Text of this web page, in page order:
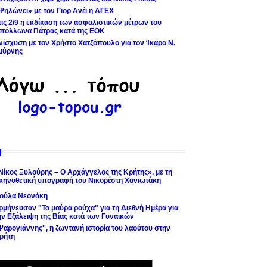
με τον Γιορ Ανέι η ΑΓΕΧ
2/9 η εκδίκαση των ασφαλιστικών μέτρων του
Πάτρας κατά της ΕΟΚ
με τον Χρήστο Χατζόπουλο για τον Ίκαρο Ν.
Ξυλούρης – Ο Αρχάγγελος της Κρήτης», με τη
υπογραφή του Νικορέστη Χανιωτάκη
Νεονάκη
"Τα μαύρα ρούχα" για τη Διεθνή Ημέρα για
Εξάλειψη της Βίας κατά των Γυναικών
η ζωντανή ιστορία του λαούτου στην